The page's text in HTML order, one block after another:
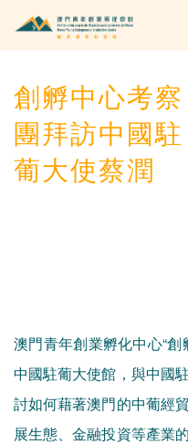
創孵中心考察
團拜訪中國駐
葡大使蔡潤
澳門青年創業孵化中心“
中國駐葡大使館，與中國
討如何藉著澳門的中葡經
展生態、金融投資等產業